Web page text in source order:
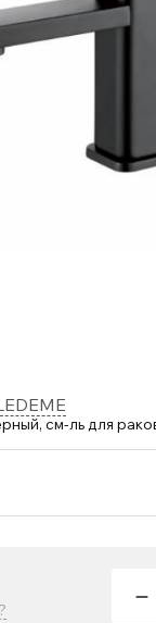
см-ль для